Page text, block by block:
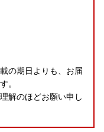
の期日よりも、お届
。
解のほどお願い申し